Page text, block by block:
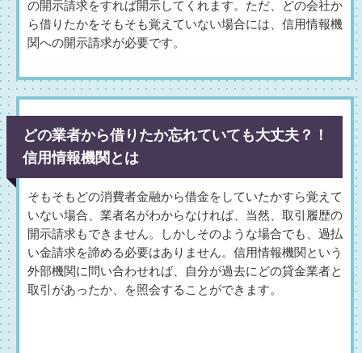
の開示請求をすれば開示してくれます。ただ、どの会社か
ら借りたかをそもそも覚えていない場合には、信用情報機
関への開示請求が必要です。
どの業者から借りたか忘れていても大丈夫？！
信用情報機関とは
そもそもどの消費者金融から借金をしていたかすら覚えて
いない場合、業者名がわからなければ、当然、取引履歴の
開示請求もできません。しかしそのような場合でも、過払
い金請求を諦める必要はありません。信用情報機関という
外部機関に問い合わせれば、自分が過去にどの貸金業者と
取引があったか、を照会することができます。